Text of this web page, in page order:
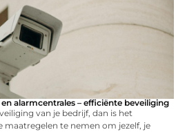
alarmcentrales – efficiënte beveiliging
van je bedrijf, dan is het
maatregelen te nemen om jezelf, je